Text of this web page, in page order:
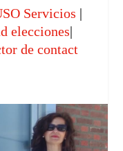
Servicios |
elecciones|
de contact